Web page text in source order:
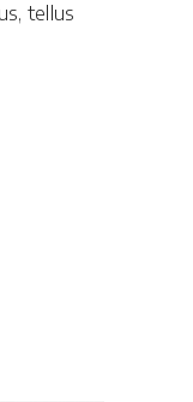
tellus